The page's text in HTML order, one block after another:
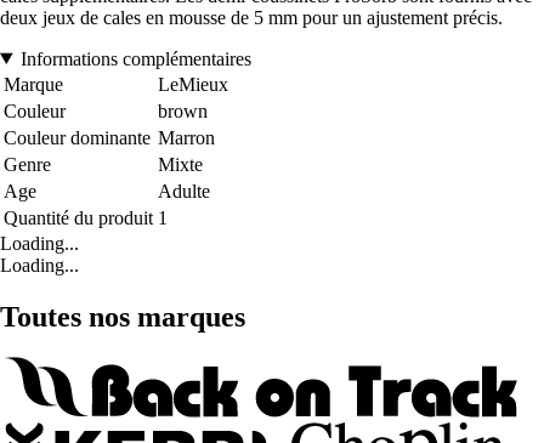
deux jeux de cales en mousse de 5 mm pour un ajustement précis.
Informations complémentaires
Marque
LeMieux
Couleur
brown
Couleur dominante Marron
Genre
Mixte
Age
Adulte
Quantité du produit 1
Loading...
Loading...
Toutes nos marques